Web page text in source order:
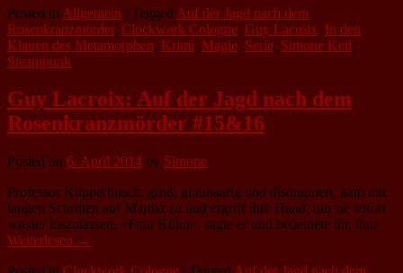
Posted in Allgemein | Tagged Auf der Jagd nach dem
Rosenkranzmörder, Clockwork Cologne, Guy Lacroix, In den
Klauen des Metamorphen, Krimi, Magie, Serie, Simone Keil,
Steampunk
Guy Lacroix: Auf der Jagd nach dem
Rosenkranzmörder #15&16
Posted on 6. April 2014 by Simone
Professor Küpperbusch, groß, grauhaarig und distinguiert, kam mit
langen Schritten auf Martha zu und ergriff ihre Hand, um sie sofort
wieder loszulassen. «Frau Kühn«, sagte er und bedeutete ihr, ihm
Weiterlesen →